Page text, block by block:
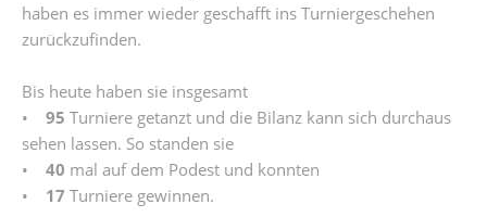
haben es immer wieder geschafft ins Turniergeschehen
zurückzufinden.
Bis heute haben sie insgesamt
• 95 Turniere getanzt und die Bilanz kann sich durchaus
sehen lassen. So standen sie
• 40 mal auf dem Podest und konnten
• 17 Turniere gewinnen.